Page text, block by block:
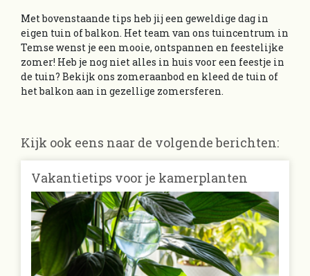
Met bovenstaande tips heb jij een geweldige dag in
eigen tuin of balkon. Het team van ons tuincentrum in
Temse wenst je een mooie, ontspannen en feestelijke
zomer! Heb je nog niet alles in huis voor een feestje in
de tuin? Bekijk ons zomeraanbod en kleed de tuin of
het balkon aan in gezellige zomersferen.
Kijk ook eens naar de volgende berichten:
Vakantietips voor je kamerplanten